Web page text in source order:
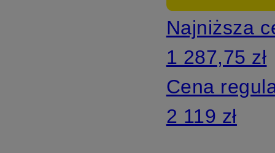
Najniższa
1 287,75 zł
Cena
2 119 zł